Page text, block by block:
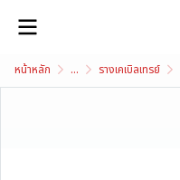
หน้าหลัก ... รางเคเบิลเทรย์